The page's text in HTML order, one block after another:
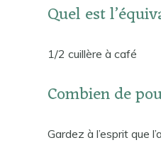
Quel est
1/2 cuillère à café
Combien de
Gardez à l’esprit que